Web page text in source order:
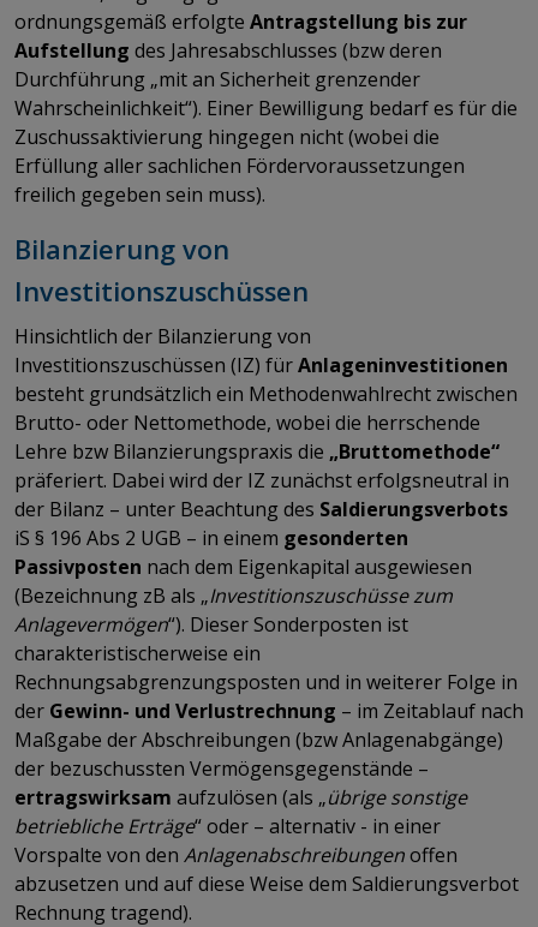
ordnungsgemäß erfolgte Antragstellung bis zur
Aufstellung des Jahresabschlusses (bzw deren
Durchführung „mit an Sicherheit grenzender
Wahrscheinlichkeit“). Einer Bewilligung bedarf es für die
Zuschussaktivierung hingegen nicht (wobei die
Erfüllung aller sachlichen Fördervoraussetzungen
freilich gegeben sein muss).
Bilanzierung von
Investitionszuschüssen
Hinsichtlich der Bilanzierung von
Investitionszuschüssen (IZ) fürAnlageninvestitionen
besteht grundsätzlich ein Methodenwahlrecht zwischen
Brutto- oder Nettomethode, wobei die herrschende
Lehre bzw Bilanzierungspraxis die „Bruttomethode“
präferiert. Dabei wird der IZ zunächst erfolgsneutral in
der Bilanz – unter Beachtung des Saldierungsverbots
iS § 196 Abs 2 UGB – in einem gesonderten
Passivposten nach dem Eigenkapital ausgewiesen
(Bezeichnung zB als „Investitionszuschüsse zum
Anlagevermögen“). Dieser Sonderposten ist
charakteristischerweise ein
Rechnungsabgrenzungsposten und in weiterer Folge in
der Gewinn- und Verlustrechnung – im Zeitablauf nach
Maßgabe der Abschreibungen (bzw Anlagenabgänge)
der bezuschussten Vermögensgegenstände –
ertragswirksam aufzulösen (als „übrige sonstige
betriebliche Erträge“ oder – alternativ - in einer
Vorspalte von den Anlagenabschreibungenoffen
abzusetzen und auf diese Weise dem Saldierungsverbot
Rechnung tragend).